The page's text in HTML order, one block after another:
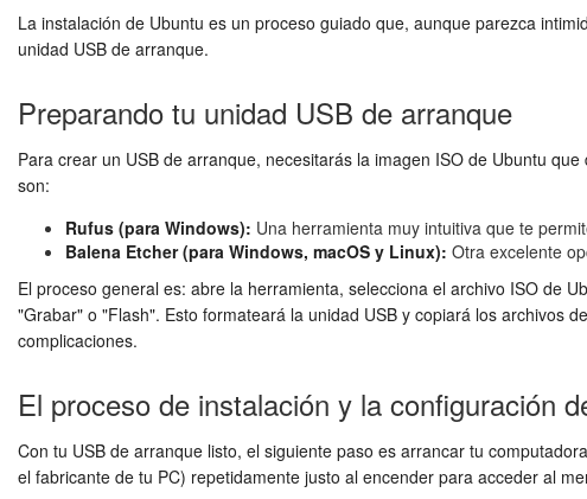
La instalación de Ubuntu es un proceso guiado que, aunque parezca
unidad USB de arranque.
Preparando tu unidad USB de arranque
Para crear un USB de arranque, necesitarás la imagen ISO de Ubuntu
son:
Rufus (para Windows): Una herramienta muy intuitiva que te
Balena Etcher (para Windows, macOS y Linux): Otra excelente
El proceso general es: abre la herramienta, selecciona el archivo ISO de
"Grabar" o "Flash". Esto formateará la unidad USB y copiará los archivos
complicaciones.
El proceso de instalación y la configuración
Con tu USB de arranque listo, el siguiente paso es arrancar tu
el fabricante de tu PC) repetidamente justo al encender para acceder al